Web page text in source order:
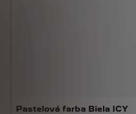
Pastelová farba Biela ICY